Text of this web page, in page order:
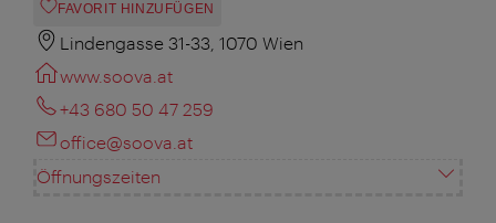
FAVORIT HINZUFÜGEN
Lindengasse 31-33, 1070 Wien
www.soova.at
+43 680 50 47 259
office@soova.at
Öffnungszeiten